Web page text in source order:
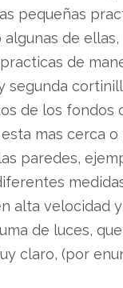
pequeñas
algunas de
de
segunda
de los fondos
mas cerca o
paredes,
alta velocidad
de luces,
claro, (por